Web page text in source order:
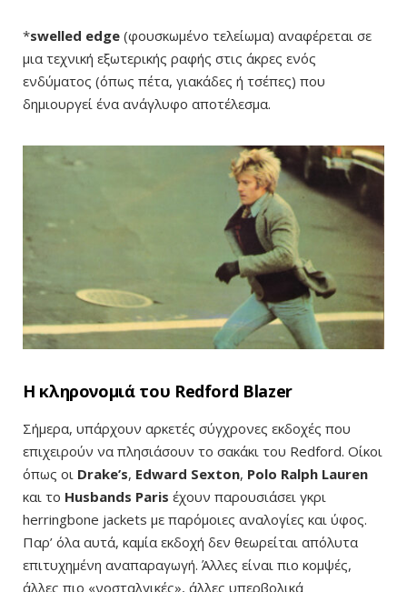
*swelled edge (φουσκωμένο τελείωμα) αναφέρεται σε
μια τεχνική εξωτερικής ραφής στις άκρες ενός
ενδύματος (όπως πέτα, γιακάδες ή τσέπες) που
δημιουργεί ένα ανάγλυφο αποτέλεσμα.
Η κληρονομιά του Redford Blazer
Σήμερα, υπάρχουν αρκετές σύγχρονες εκδοχές που
επιχειρούν να πλησιάσουν το σακάκι του Redford. Οίκοι
όπως οι Drake’s, Edward Sexton, Polo Ralph Lauren
και το Husbands Paris έχουν παρουσιάσει γκρι
herringbone jackets με παρόμοιες αναλογίες και ύφος.
Παρ’ όλα αυτά, καμία εκδοχή δεν θεωρείται απόλυτα
επιτυχημένη αναπαραγωγή. Άλλες είναι πιο κομψές,
άλλες πιο «νοσταλγικές», άλλες υπερβολικά